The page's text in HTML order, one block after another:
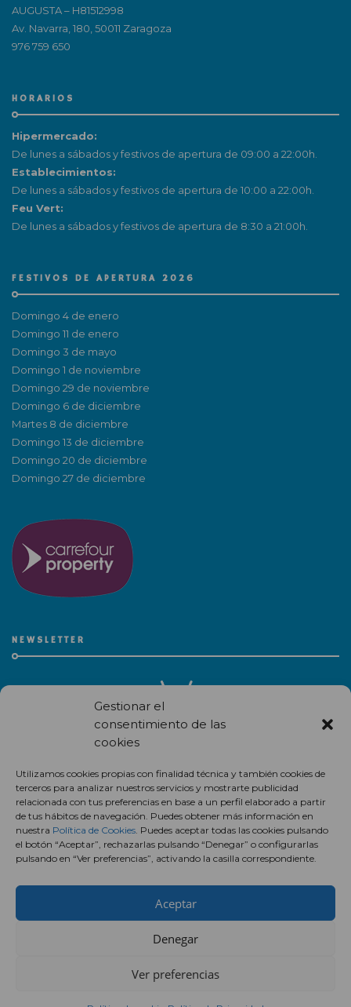
Gestionar el
consentimiento de las
cookies
Utilizamos cookies propias con finalidad técnica y también cookies de
terceros para analizar nuestros servicios y mostrarte publicidad
relacionada con tus preferencias en base a un perfil elaborado a partir
de tus hábitos de navegación. Puedes obtener más información en
nuestra Política de Cookies. Puedes aceptar todas las cookies pulsando
el botón “Aceptar”, rechazarlas pulsando “Denegar” o configurarlas
pulsando en “Ver preferencias”, activando la casilla correspondiente.
Aceptar
Denegar
Ver preferencias
AUGUSTA – H81512998
Av. Navarra, 180, 50011 Zaragoza
976 759 650
HORARIOS
Hipermercado:
De lunes a sábados y festivos de apertura de 09:00 a 22:00h.
Establecimientos:
De lunes a sábados y festivos de apertura de 10:00 a 22:00h.
Feu Vert:
De lunes a sábados y festivos de apertura de 8:30 a 21:00h.
FESTIVOS DE APERTURA 2026
Domingo 4 de enero
Domingo 11 de enero
Domingo 3 de mayo
Domingo 1 de noviembre
Domingo 29 de noviembre
Domingo 6 de diciembre
Martes 8 de diciembre
Domingo 13 de diciembre
Domingo 20 de diciembre
Domingo 27 de diciembre
NEWSLETTER
centro comercial.
Suscríbete